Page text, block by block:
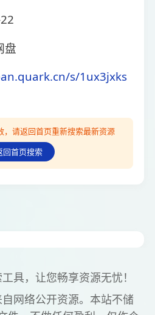
盘
s/1ux3jxks
请返回首页重新搜索最新资源
回首页搜索
具，让您畅享资源无忧！
网络公开资源。本站不储